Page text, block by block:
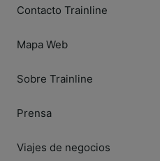
Contacto Trainline
Mapa Web
Sobre Trainline
Prensa
Viajes de negocios